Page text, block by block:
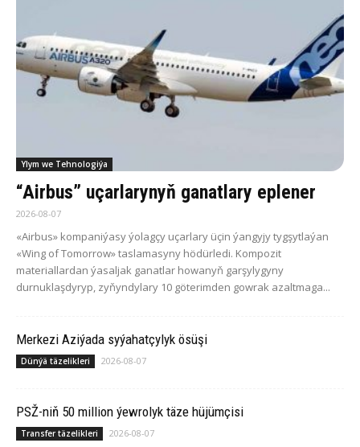
Ylym we Tehnologiýa
“Airbus” uçarlarynyň ganatlary eplener
2026-08-07
«Airbus» kompaniýasy ýolagçy uçarlary üçin ýangyjy tygşytlaýan
«Wing of Tomorrow» taslamasyny hödürledi. Kompozit
materiallardan ýasaljak ganatlar howanyň garşylygyny
durnuklaşdyryp, zyňyndylary 10 göterimden gowrak azaltmaga...
Merkezi Aziýada syýahatçylyk ösüşi
Dünýä täzelikleri 2026-08-07
PSŽ-niň 50 million ýewrolyk täze hüjümçisi
Transfer täzelikleri 2026-08-07